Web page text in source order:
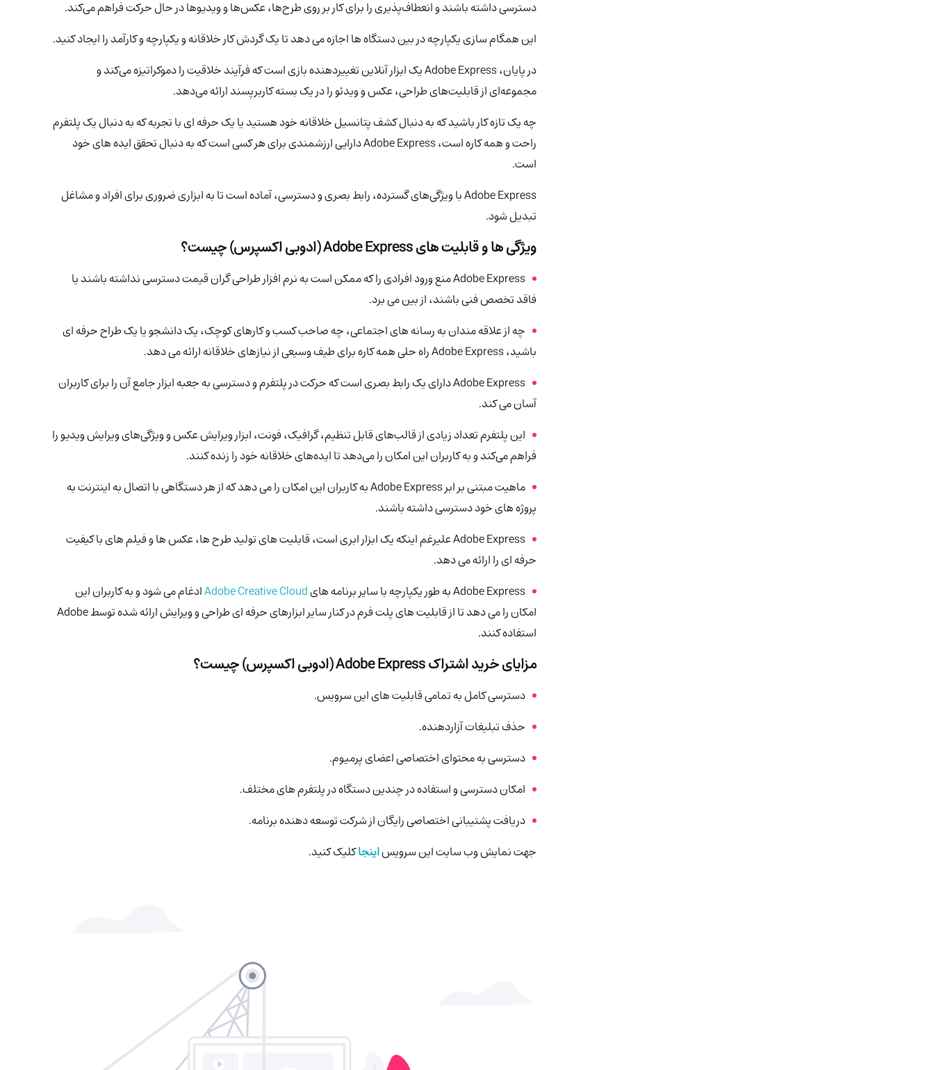
دسترسی داشته باشند و انعطاف‌پذیری را برای کار بر روی طرح‌ها، عکس‌ها و ویدیوها در حال حرکت فراهم می‌کند.
این همگام سازی یکپارچه در بین دستگاه ها اجازه می دهد تا یک گردش کار خلاقانه و یکپارچه و کارآمد را ایجاد کنید.
در پایان، Adobe Express یک ابزار آنلاین تغییردهنده بازی است که فرآیند خلاقیت را دموکراتیزه می‌کند و
مجموعه‌ای از قابلیت‌های طراحی، عکس و ویدئو را در یک بسته کاربرپسند ارائه می‌دهد.
چه یک تازه کار باشید که به دنبال کشف پتانسیل خلاقانه خود هستید یا یک حرفه ای با تجربه که به دنبال یک پلتفرم
راحت و همه کاره است، Adobe Express دارایی ارزشمندی برای هر کسی است که به دنبال تحقق ایده های خود
است.
Adobe Express با ویژگی‌های گسترده، رابط بصری و دسترسی، آماده است تا به ابزاری ضروری برای افراد و مشاغل
تبدیل شود.
ویژگی ها و قابلیت های Adobe Express (ادوبی اکسپرس) چیست؟
Adobe Express منع ورود افرادی را که ممکن است به نرم افزار طراحی گران قیمت دسترسی نداشته باشند یا
فاقد تخصص فنی باشند، از بین می برد.
چه از علاقه مندان به رسانه های اجتماعی، چه صاحب کسب و کارهای کوچک، یک دانشجو یا یک طراح حرفه ای
باشید، Adobe Express راه حلی همه کاره برای طیف وسیعی از نیازهای خلاقانه ارائه می دهد.
Adobe Express دارای یک رابط بصری است که حرکت در پلتفرم و دسترسی به جعبه ابزار جامع آن را برای کاربران
آسان می کند.
این پلتفرم تعداد زیادی از قالب‌های قابل تنظیم، گرافیک، فونت، ابزار ویرایش عکس و ویژگی‌های ویرایش ویدیو را
فراهم می‌کند و به کاربران این امکان را می‌دهد تا ایده‌های خلاقانه خود را زنده کنند.
ماهیت مبتنی بر ابر Adobe Express به کاربران این امکان را می دهد که از هر دستگاهی با اتصال به اینترنت به
پروژه های خود دسترسی داشته باشند.
Adobe Express علیرغم اینکه یک ابزار ابری است، قابلیت های تولید طرح ها، عکس ها و فیلم های با کیفیت
حرفه ای را ارائه می دهد.
Adobe Express به طور یکپارچه با سایر برنامه های
Adobe Creative Cloudادغام می شود و به کاربران این
امکان را می دهد تا از قابلیت های پلت فرم در کنار سایر ابزارهای حرفه ای طراحی و ویرایش ارائه شده توسط Adobe
استفاده کنند.
مزایای خرید اشتراک Adobe Express (ادوبی اکسپرس) چیست؟
دسترسی کامل به تمامی قابلیت های این سرویس.
حذف تبلیغات آزاردهنده.
دسترسی به محتوای اختصاصی اعضای پرمیوم.
امکان دسترسی و استفاده در چندین دستگاه در پلتفرم های مختلف.
دریافت پشتیبانی اختصاصی رایگان از شرکت توسعه دهنده برنامه.
جهت نمایش وب سایت این سرویساینجاکلیک کنید.